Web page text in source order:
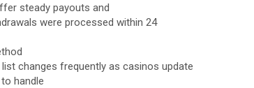
steady payouts and
were processed within 24
changes frequently as casinos update
handle